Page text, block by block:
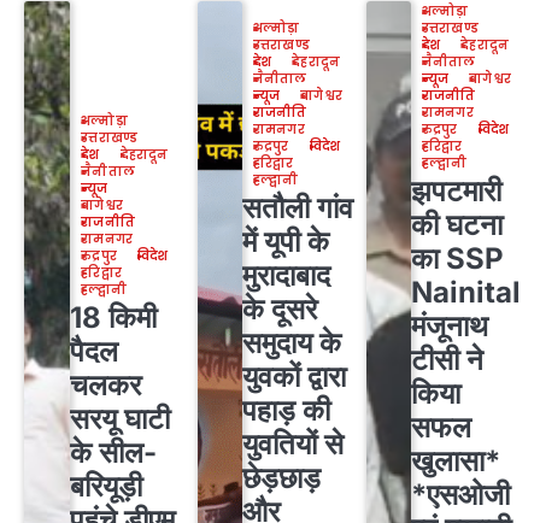
अल्मोड़ा
उत्तराखण्ड
देश
देहरादून
नैनीताल
न्यूज
बागेश्वर
राजनीति
रामनगर
रुद्रपुर
विदेश
हरिद्वार
हल्द्वानी
18 किमी
पैदल
चलकर
सरयू घाटी
के सील-
बरियूड़ी
अल्मोड़ा
उत्तराखण्ड
देश
देहरादून
नैनीताल
न्यूज
बागेश्वर
राजनीति
रामनगर
रुद्रपुर
विदेश
हरिद्वार
हल्द्वानी
सतौली गांव
में यूपी के
मुरादाबाद
के दूसरे
समुदाय के
युवकों द्वारा
पहाड़ की
युवतियों से
छेड़छाड़
और
अल्मोड़ा
उत्तराखण्ड
देश
देहरादून
नैनीताल
न्यूज
बागेश्वर
राजनीति
रामनगर
रुद्रपुर
विदेश
हरिद्वार
हल्द्वानी
झपटमारी
की घटना
का SSP
Nainital
मंजूनाथ
टीसी ने
किया
सफल
खुलासा*
*एसओजी